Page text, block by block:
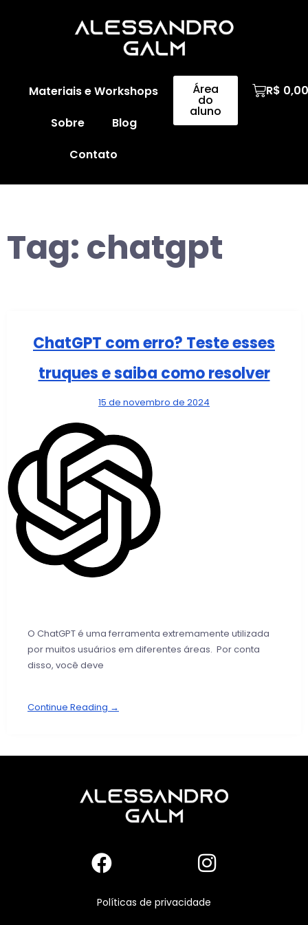
Materiais e Workshops
Sobre
Blog
Contato
Área
do
aluno
R$ 0,00
Tag:chatgpt
ChatGPT com erro? Teste esses
truques e saiba como resolver
15 de novembro de 2024
O ChatGPT é uma ferramenta extremamente utilizada
por muitos usuários em diferentes áreas. Por conta
disso, você deve
Continue Reading →
Políticas de privacidade